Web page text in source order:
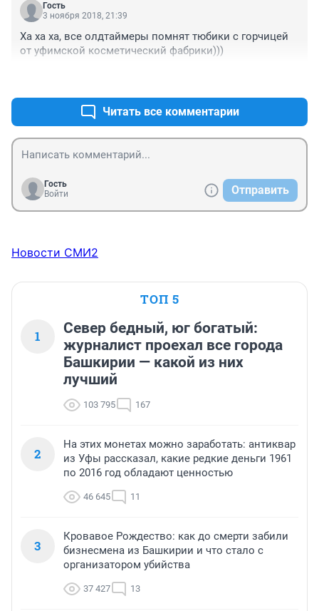
Гость
3 ноября 2018, 21:39
Ха ха ха, все олдтаймеры помнят тюбики с горчицей
от уфимской косметический фабрики)))
Читать все комментарии
Гость
Войти
Отправить
Новости СМИ2
ТОП 5
1
Север бедный, юг богатый:
журналист проехал все города
Башкирии — какой из них
лучший
103 795 167
2
На этих монетах можно заработать: антиквар
из Уфы рассказал, какие редкие деньги 1961
по 2016 год обладают ценностью
46 645 11
3
Кровавое Рождество: как до смерти забили
бизнесмена из Башкирии и что стало с
организатором убийства
37 427 13